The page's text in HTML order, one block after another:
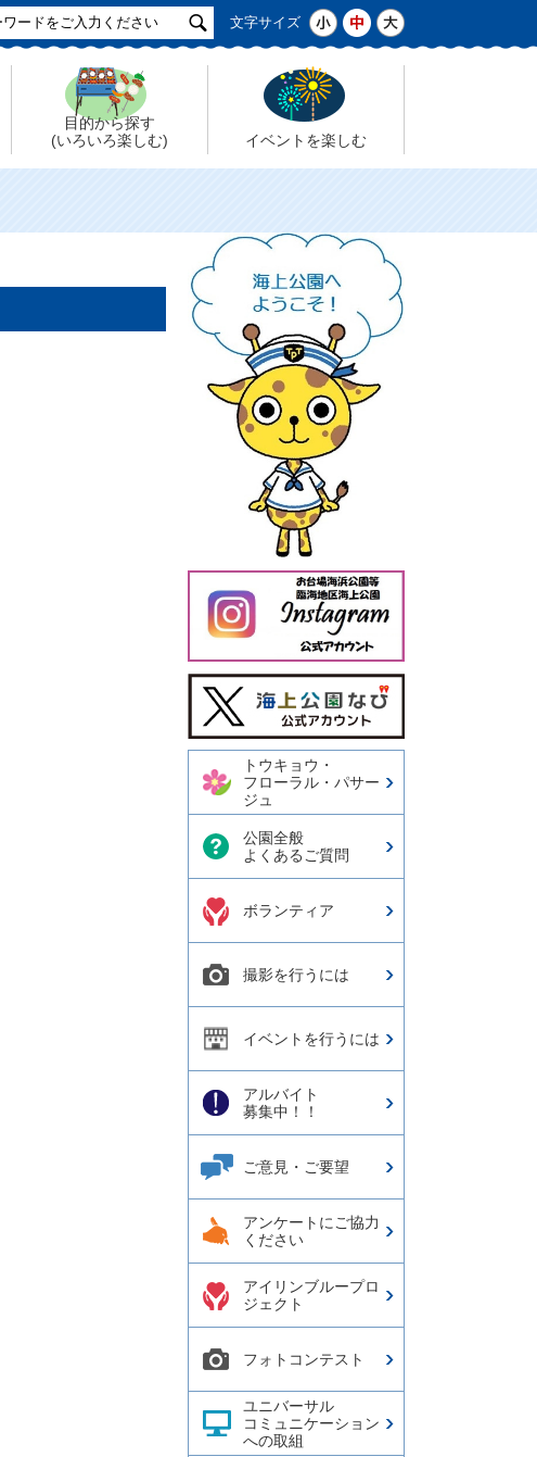
文字サイズ
目的から探す
(いろいろ楽しむ)
イベントを楽しむ
今日の東京港埠頭㈱【公式
X】
トウキョウ・
フローラル・パサー
ジュ
公園全般
よくあるご質問
ボランティア
撮影を行うには
イベントを行うには
アルバイト
募集中！！
ご意見・ご要望
アンケートにご協力
ください
アイリンブループロ
ジェクト
フォトコンテスト
ユニバーサル
コミュニケーション
への取組